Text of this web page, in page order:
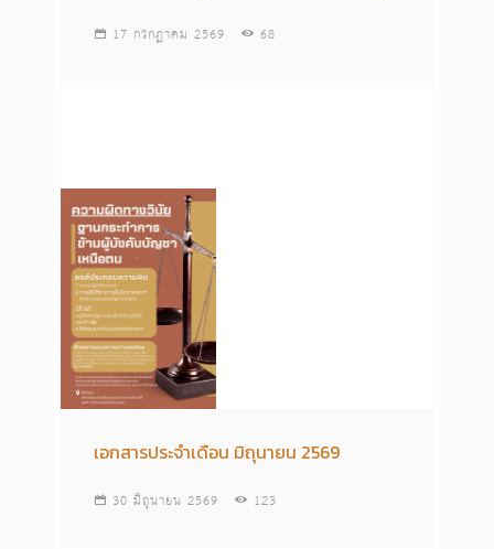
17 กรกฏาคม 2569 68
เอกสารประจำเดือน มิถุนายน 2569
30 มิถุนายน 2569 123